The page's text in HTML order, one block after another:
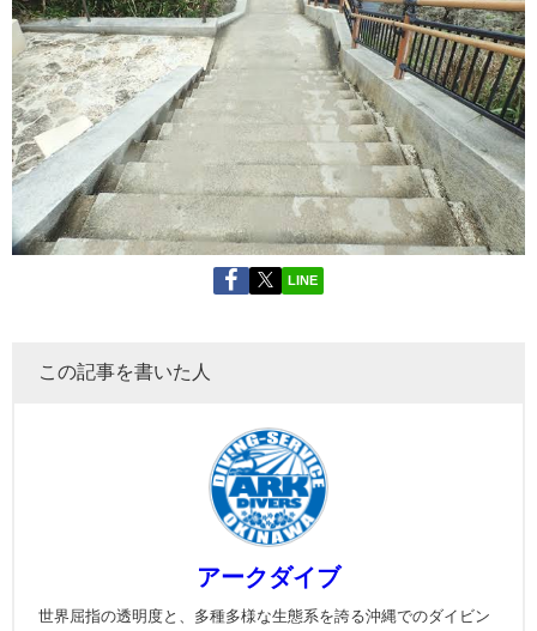
LINE
この記事を書いた人
アークダイブ
世界屈指の透明度と、多種多様な生態系を誇る沖縄でのダイビン